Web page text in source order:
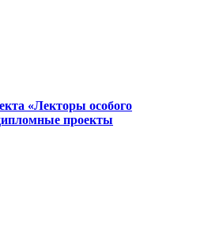
«Лекторы особого
проекты